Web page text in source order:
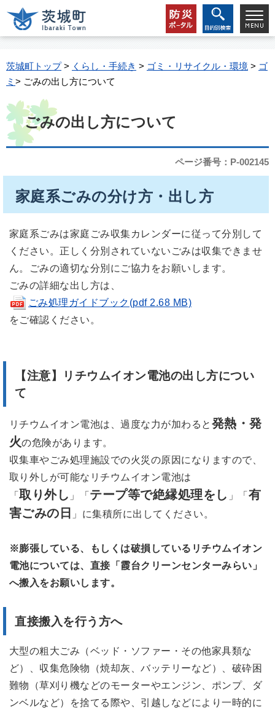
茨城町トップ> くらし・手続き > ゴミ・リサイクル・環境 > ゴ
ミ > ごみの出し方について
ごみの出し方について
ページ番号：P-002145
家庭系ごみの分け方・出し方
家庭系ごみは家庭ごみ収集カレンダーに従って分別して
ください。正しく分別されていないごみは収集できませ
ん。ごみの適切な分別にご協力をお願いします。
ごみの詳細な出し方は、
ごみ処理ガイドブック(pdf 2.68 MB)
をご確認ください。
【注意】リチウムイオン電池の出し方につい
て
リチウムイオン電池は、過度な力が加わると 発熱・発
火の危険があります。
収集車やごみ処理施設での火災の原因になりますので、
取り外しが可能なリチウムイオン電池は
「取り外し 」「 テープ等で絶縁処理をし 」「 有
害ごみの日
」に集積所に出してください。
※膨張している、もしくは破損しているリチウムイオン
電池については、直接「霞台クリーンセンターみらい」
へ搬入をお願いします。
直接搬入を行う方へ
大型の粗大ごみ（ベッド・ソファー・その他家具類な
ど）、収集危険物（焼却灰、バッテリーなど）、破砕困
難物（草刈り機などのモーターやエンジン、ポンプ、ダ
ンベルなど）を捨てる際や、引越しなどにより一時的に